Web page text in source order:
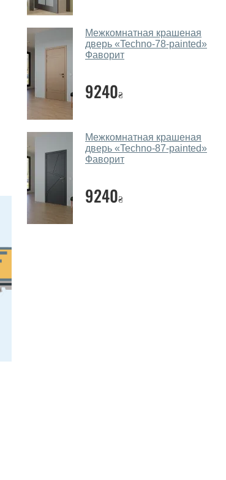
Межкомнатная крашеная
дверь «Techno-78-painted»
Фаворит
9240₴
Межкомнатная крашеная
дверь «Techno-87-painted»
Фаворит
9240₴